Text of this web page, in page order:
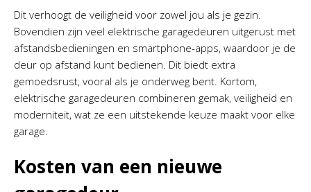
Dit verhoogt de veiligheid voor zowel jou als je gezin.
Bovendien zijn veel elektrische garagedeuren uitgerust met
afstandsbedieningen en smartphone-apps, waardoor je de
deur op afstand kunt bedienen. Dit biedt extra
gemoedsrust, vooral als je onderweg bent. Kortom,
elektrische garagedeuren combineren gemak, veiligheid en
moderniteit, wat ze een uitstekende keuze maakt voor elke
garage.
Kosten van een nieuwe